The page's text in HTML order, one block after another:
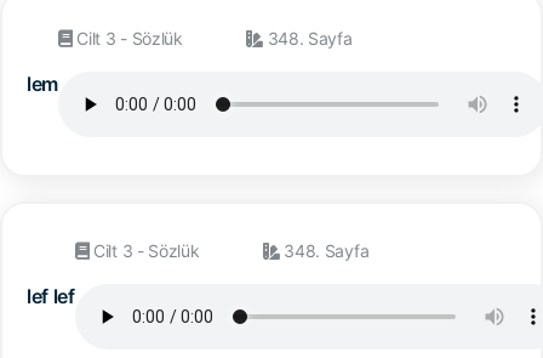
lem
Cilt 3 - Sözlük 348. Sayfa
lef lef
Cilt 3 - Sözlük 348. Sayfa